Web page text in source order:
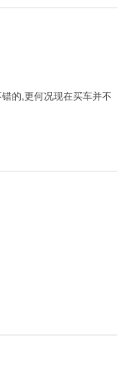
的,更何况现在买车并不